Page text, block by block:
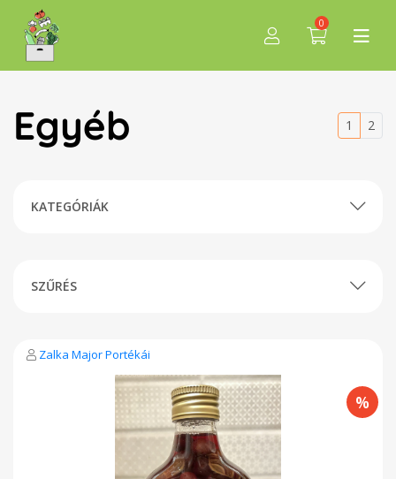
0
Egyéb 1 2
KATEGÓRIÁK
SZŰRÉS
Zalka Major Portékái